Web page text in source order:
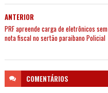
ANTERIOR
PRF apreende carga de eletrônicos sem
nota fiscal no sertão paraibano Policial
COMENTÁRIOS